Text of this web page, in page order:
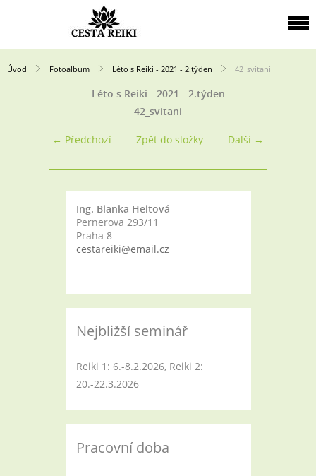
Úvod Fotoalbum Léto s Reiki - 2021 - 2.týden 42_svitani
Léto s Reiki - 2021 - 2.týden
42_svitani
← Předchozí Další →
Zpět do složky
Ing. Blanka Heltová
Pernerova 293/11
Praha 8
cestareiki@email.cz
Nejbližší seminář
Reiki 1: 6.-8.2.2026, Reiki 2:
20.-22.3.2026
Pracovní doba